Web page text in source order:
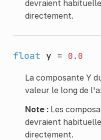
devraient
directement.
float y = 0.0
La composante Y
valeur le long de
Note :Les
devraient
directement.